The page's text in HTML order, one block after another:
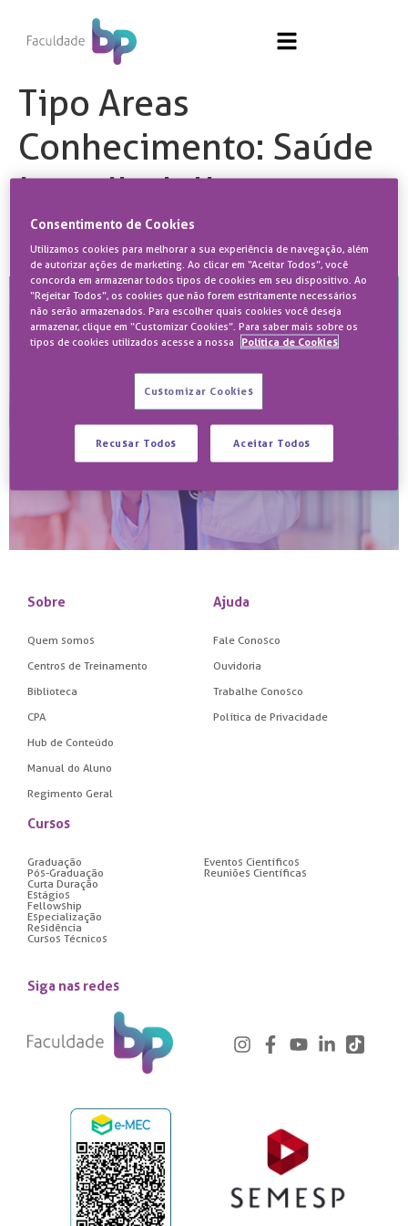
Tipo Areas
Conhecimento: Saúde
Interdisciplinar
Imersão BP
Sobre
Quem somos
Centros de Treinamento
Biblioteca
CPA
Hub de Conteúdo
Manual do Aluno
Regimento Geral
Ajuda
Fale Conosco
Ouvidoria
Trabalhe Conosco
Política de Privacidade
Cursos
Graduação
Pós-Graduação
Curta Duração
Estágios
Fellowship
Especialização
Residência
Cursos Técnicos
Eventos Científicos
Reuniões Científicas
Siga nas redes
Consentimento de Cookies
Utilizamos cookies para melhorar a sua experiência de navegação, além
de autorizar ações de marketing. Ao clicar em “Aceitar Todos”, você
concorda em armazenar todos tipos de cookies em seu dispositivo. Ao
“Rejeitar Todos”, os cookies que não forem estritamente necessários
não serão armazenados. Para escolher quais cookies você deseja
armazenar, clique em “Customizar Cookies”. Para saber mais sobre os
tipos de cookies utilizados acesse a nossa
Política de Cookies
Customizar Cookies
Recusar Todos Aceitar Todos